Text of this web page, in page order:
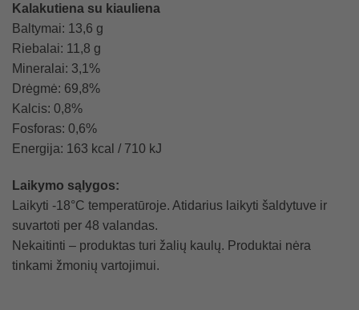
Kalakutiena su kiauliena
Baltymai: 13,6 g
Riebalai: 11,8 g
Mineralai: 3,1%
Drėgmė: 69,8%
Kalcis: 0,8%
Fosforas: 0,6%
Energija: 163 kcal / 710 kJ
Laikymo sąlygos:
Laikyti -18°C temperatūroje. Atidarius laikyti šaldytuve ir
suvartoti per 48 valandas.
Nekaitinti – produktas turi žalių kaulų. Produktai nėra
tinkami žmonių vartojimui.